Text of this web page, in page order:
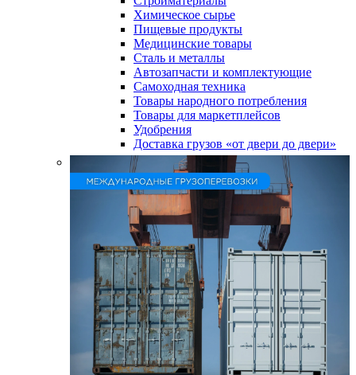
Химическое сырье
Пищевые продукты
Медицинские товары
Сталь и металлы
Автозапчасти и комплектующие
Самоходная техника
Товары народного потребления
Товары для маркетплейсов
Удобрения
Доставка грузов «от двери до двери»